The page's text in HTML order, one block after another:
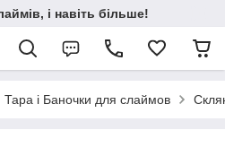
і навіть більше!
Тара і Баночки для слаймов